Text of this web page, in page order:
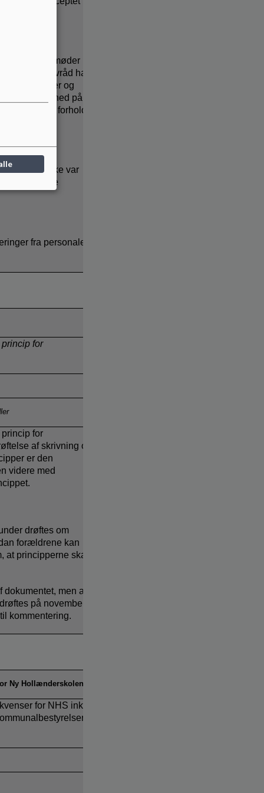
Det lille elevråd har
gode pointer og
opmærksomhed på
i forhold
ikke var
og det store
fra personalet
princip for
for
af skrivning og
er den
videre med
drøftes om
forældrene kan
principperne skal
men at
på november-
kommentering.
Ny Hollænderskolen
for NHS inkl.